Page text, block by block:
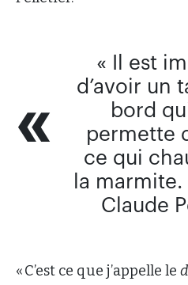
« Il est
d’avoir un
bord
permette
ce qui
la
Claude
« C’est ce que j’appelle le